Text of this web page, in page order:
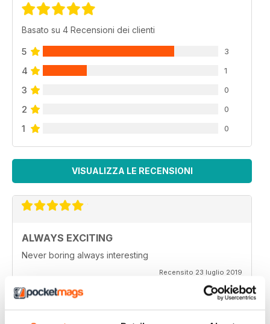
Basato su 4 Recensioni dei clienti
5 3
4 1
3 0
2 0
1 0
VISUALIZZA LE RECENSIONI
ALWAYS EXCITING
Never boring always interesting
Recensito 23 luglio 2019